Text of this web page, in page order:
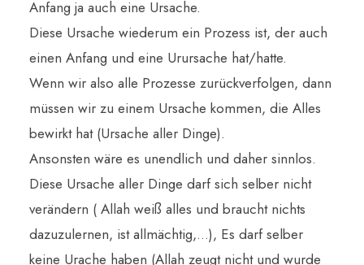
Anfang ja auch eine Ursache.
Diese Ursache wiederum ein Prozess ist, der auch
einen Anfang und eine Urursache hat/hatte.
Wenn wir also alle Prozesse zurückverfolgen, dann
müssen wir zu einem Ursache kommen, die Alles
bewirkt hat (Ursache aller Dinge).
Ansonsten wäre es unendlich und daher sinnlos.
Diese Ursache aller Dinge darf sich selber nicht
verändern ( Allah weiß alles und braucht nichts
dazuzulernen, ist allmächtig,…), Es darf selber
keine Urache haben (Allah zeugt nicht und wurde